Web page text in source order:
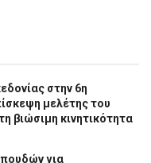
στην 6η
μελέτης του
βιώσιμη κινητικότητα
για